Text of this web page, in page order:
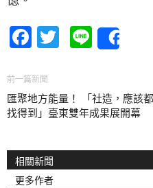
Facebook
Twitter
Line
前一篇新聞
匯聚地方能量！ 「社造，應該都
找得到」臺東雙年成果展開幕
相關新聞
更多作者